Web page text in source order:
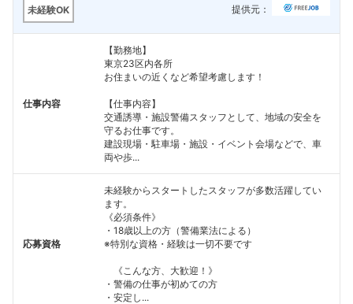
未経験OK 提供元：
仕事内容
【勤務地】
東京23区内各所
お住まいの近くなど希望考慮します！
【仕事内容】
交通誘導・施設警備スタッフとして、地域の安全を
守るお仕事です。
建設現場・駐車場・施設・イベント会場などで、車
両や歩...
応募資格
未経験からスタートしたスタッフが多数活躍してい
ます。
《必須条件》
・18歳以上の方（警備業法による）
※特別な資格・経験は一切不要です
《こんな方、大歓迎！》
・警備の仕事が初めての方
・安定し...